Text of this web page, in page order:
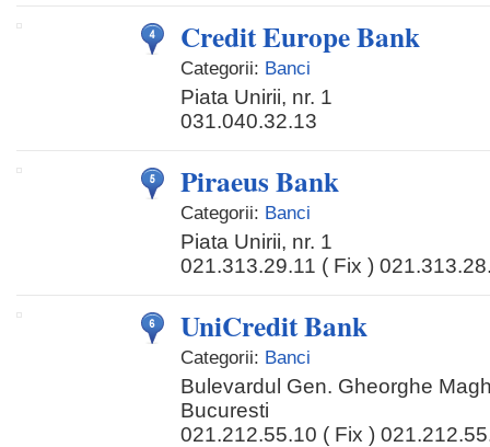
Credit Europe Bank
Categorii: Banci
Piata Unirii, nr. 1
031.040.32.13
Piraeus Bank
Categorii: Banci
Piata Unirii, nr. 1
021.313.29.11 ( Fix )
UniCredit Bank
Categorii: Banci
Bulevardul Gen. Gheorghe
Bucuresti
021.212.55.10 ( Fix )